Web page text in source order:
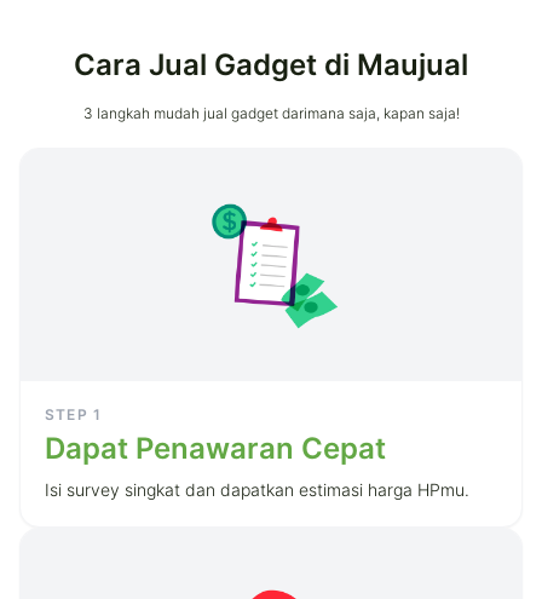
Cara Jual Gadget di Maujual
3 langkah mudah jual gadget darimana saja, kapan saja!
STEP 1
Dapat Penawaran Cepat
Isi survey singkat dan dapatkan estimasi harga HPmu.